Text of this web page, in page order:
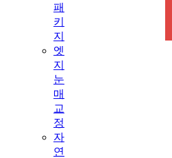
패
키
지
엣
지
눈
매
교
정
자
연